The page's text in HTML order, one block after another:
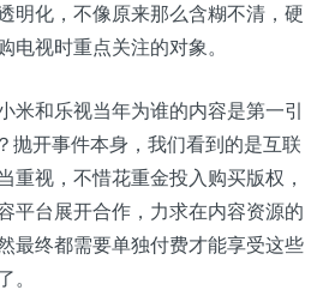
明化，不像原来那么含糊不清，硬
电视时重点关注的对象。
米和乐视当年为谁的内容是第一引
抛开事件本身，我们看到的是互联
重视，不惜花重金投入购买版权，
平台展开合作，力求在内容资源的
最终都需要单独付费才能享受这些
。